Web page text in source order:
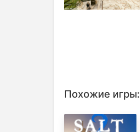
Похожие игры: